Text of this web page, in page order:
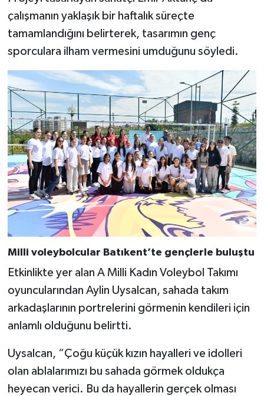
çalışmanın yaklaşık bir haftalık süreçte
tamamlandığını belirterek, tasarımın genç
sporculara ilham vermesini umduğunu söyledi.
Milli voleybolcular Batıkent’te gençlerle buluştu
Etkinlikte yer alan A Milli Kadın Voleybol Takımı
oyuncularından Aylin Uysalcan, sahada takım
arkadaşlarının portrelerini görmenin kendileri için
anlamlı olduğunu belirtti.
Uysalcan, “Çoğu küçük kızın hayalleri ve idolleri
olan ablalarımızı bu sahada görmek oldukça
heyecan verici. Bu da hayallerin gerçek olması